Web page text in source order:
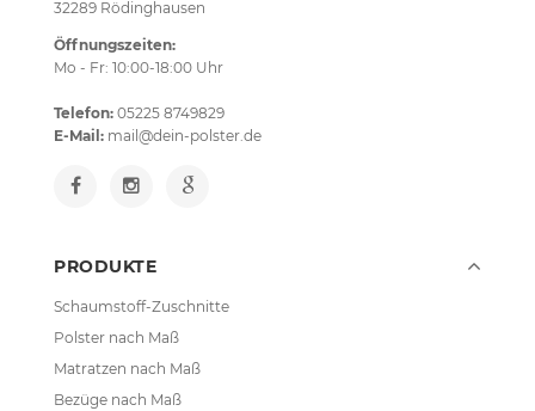
32289 Rödinghausen
Öffnungszeiten:
Mo - Fr: 10:00-18:00 Uhr
Telefon: 05225 8749829
E-Mail: mail@dein-polster.de
PRODUKTE
Schaumstoff-Zuschnitte
Polster nach Maß
Matratzen nach Maß
Bezüge nach Maß